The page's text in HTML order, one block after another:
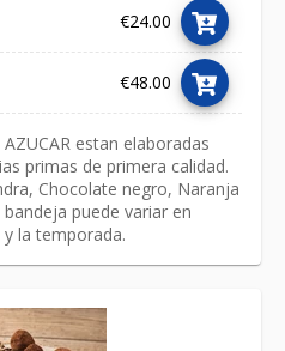
Link
€24.00
€48.00
estan elaboradas
primas de primera calidad.
Chocolate negro, Naranja
puede variar en
la temporada.